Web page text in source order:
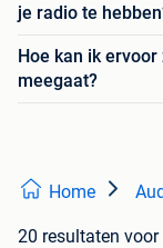
je radio te
Hoe kan ik
meegaat?
Home
20 resultaten voor